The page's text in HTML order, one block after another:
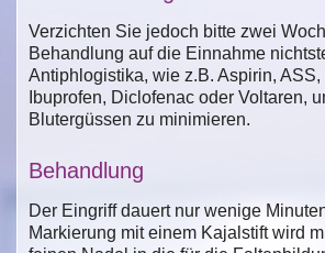
Verzichten Sie jedoch bitte zwei
Behandlung auf die Einnahme
Antiphlogistika, wie z.B. Aspirin, ASS,
Ibuprofen, Diclofenac oder Voltaren,
Blutergüssen zu minimieren.
Behandlung
Der Eingriff dauert nur wenige
Markierung mit einem Kajalstift wird